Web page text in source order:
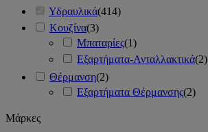
Υδραυλικά(414)
Κουζίνα(3)
Μπαταρίες(1)
Εξαρτήματα-Ανταλλακτικά(2)
Θέρμανση(2)
Εξαρτήματα Θέρμανσης(2)
Μάρκες